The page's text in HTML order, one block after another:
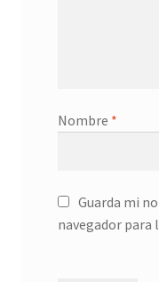
Nombre *
Guarda mi
navegador para